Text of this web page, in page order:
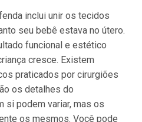
inclui unir os tecidos
seu bebê estava no útero.
funcional e estético
cresce. Existem
praticados por cirurgiões
os detalhes do
si podem variar, mas os
os mesmos. Você pode